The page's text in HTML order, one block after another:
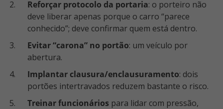
Reforçar protocolo da portaria: o porteiro não
deve liberar apenas porque o carro “parece
conhecido”; deve confirmar quem está dentro.
Evitar “carona” no portão: um veículo por
abertura.
Implantar clausura/enclausuramento: dois
portões intertravados reduzem bastante o risco.
Treinar funcionários para lidar com pressão,